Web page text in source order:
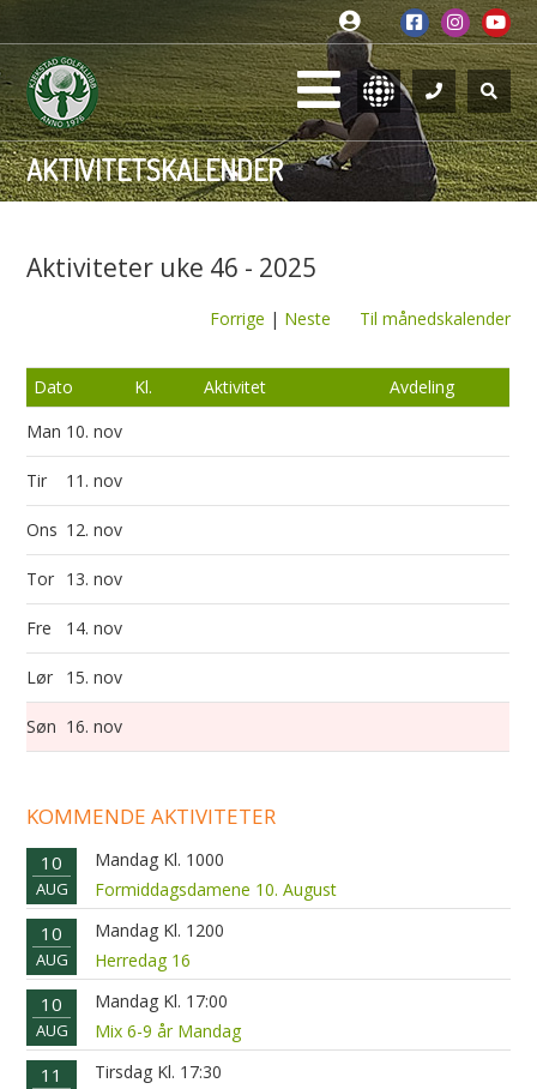
AKTIVITETSKALENDER
Aktiviteter uke 46 - 2025
Forrige | Neste Til månedskalender
Dato Kl. Aktivitet
Avdeling
Man 10. nov
Tir 11. nov
Ons 12. nov
Tor 13. nov
Fre 14. nov
Lør 15. nov
Søn 16. nov
KOMMENDE AKTIVITETER
10
AUG
Mandag Kl. 1000
Formiddagsdamene 10. August
10
AUG
Mandag Kl. 1200
Herredag 16
10
AUG
Mandag Kl. 17:00
Mix 6-9 år Mandag
11
Tirsdag Kl. 17:30